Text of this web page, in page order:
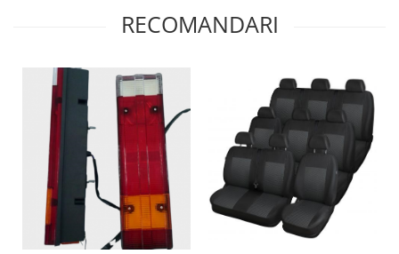
RECOMANDARI